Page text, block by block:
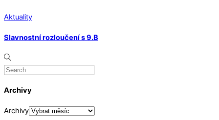
Aktuality
Slavnostní rozloučení s 9.B
Archivy
Archivy